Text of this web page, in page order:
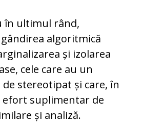
în ultimul rând,
algoritmică
și izolarea
cele care au un
stereotipat și care, în
efort suplimentar de
și analiză.